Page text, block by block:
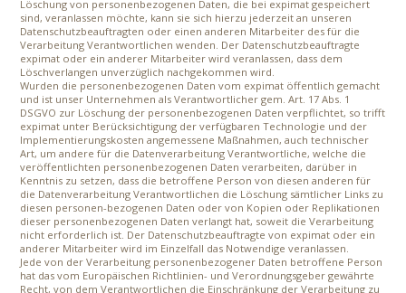
Löschung von personenbezogenen Daten, die bei expimat gespeichert
sind, veranlassen möchte, kann sie sich hierzu jederzeit an unseren
Datenschutzbeauftragten oder einen anderen Mitarbeiter des für die
Verarbeitung Verantwortlichen wenden. Der Datenschutzbeauftragte
expimat oder ein anderer Mitarbeiter wird veranlassen, dass dem
Löschverlangen unverzüglich nachgekommen wird.
Wurden die personenbezogenen Daten vom expimat öffentlich gemacht
und ist unser Unternehmen als Verantwortlicher gem. Art. 17 Abs. 1
DSGVO zur Löschung der personenbezogenen Daten verpflichtet, so trifft
expimat unter Berücksichtigung der verfügbaren Technologie und der
Implementierungskosten angemessene Maßnahmen, auch technischer
Art, um andere für die Datenverarbeitung Verantwortliche, welche die
veröffentlichten personenbezogenen Daten verarbeiten, darüber in
Kenntnis zu setzen, dass die betroffene Person von diesen anderen für
die Datenverarbeitung Verantwortlichen die Löschung sämtlicher Links zu
diesen personen-bezogenen Daten oder von Kopien oder Replikationen
dieser personenbezogenen Daten verlangt hat, soweit die Verarbeitung
nicht erforderlich ist. Der Datenschutzbeauftragte von expimat oder ein
anderer Mitarbeiter wird im Einzelfall das Notwendige veranlassen.
Jede von der Verarbeitung personenbezogener Daten betroffene Person
hat das vom Europäischen Richtlinien- und Verordnungsgeber gewährte
Recht, von dem Verantwortlichen die Einschränkung der Verarbeitung zu